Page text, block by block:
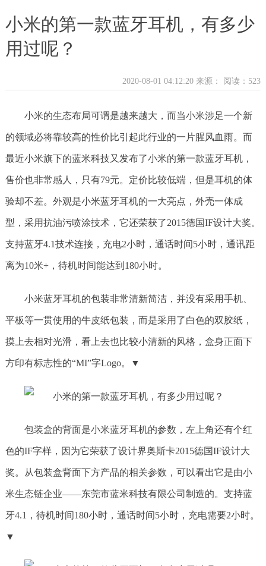
小米的第一款蓝牙耳机，有多少
用过呢？
2020-08-01 04:12:20 来源： 阅读：523
小米的生态布局可谓是越来越大，而当小米涉足一个新
的领域必将靠较高的性价比引起此行业的一片腥风血雨。而
最近小米旗下的蓝米科技又发布了小米的第一款蓝牙耳机，
售价也非常感人，只有79元。定价比较低端，但是耳机的体
验却不差。外观是小米蓝牙耳机的一大亮点，外壳一体成
型，采用抗油污喷涂技术，它还荣获了2015德国IF设计大奖。
支持蓝牙4.1技术连接，充电2小时，通话时间5小时，通讯距
离为10米+，待机时间能达到180小时。
小米蓝牙耳机的包装非常清新简洁，并没有采用手机、
平板等一贯使用的牛皮纸包装，而是采用了白色的双胶纸，
摸上去相对光滑，看上去也比较小清新的风格，盒身正面下
方印有标志性的“MI”字Logo。▼
包装盒的背面是小米蓝牙耳机的参数，左上角还有个红
色的IF字样，因为它荣获了设计界奥斯卡2015德国IF设计大
奖。从包装盒背面下方产品的相关参数，可以看出它是由小
米生态链企业——东莞市蓝米科技有限公司制造的。支持蓝
牙4.1，待机时间180小时，通话时间5小时，充电需要2小时。
▼